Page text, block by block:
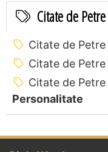
Citate de
Citate de
Citate de
Citate de
Personalitate